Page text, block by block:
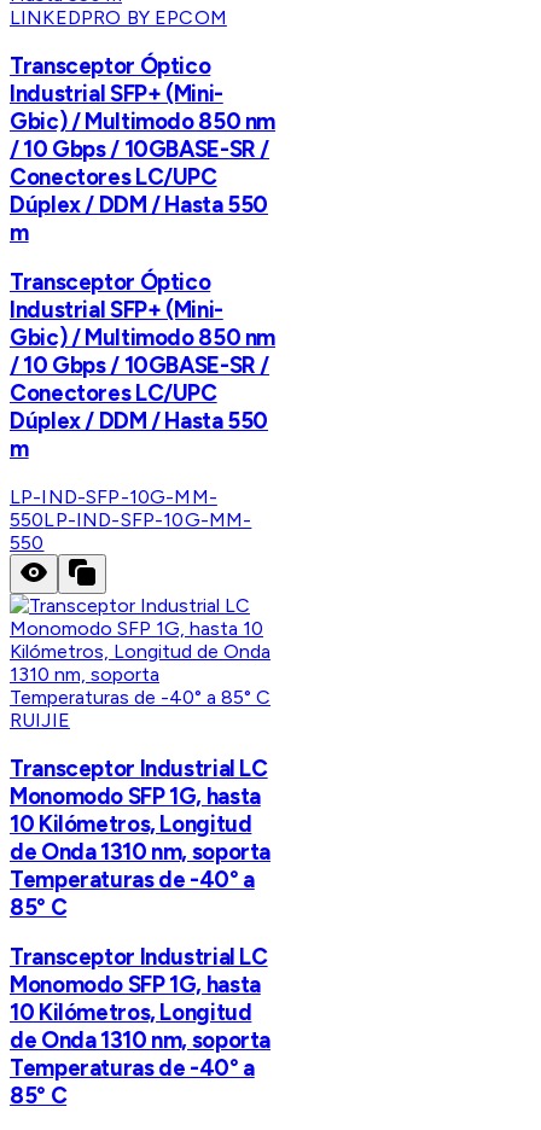
LINKEDPRO BY EPCOM
Transceptor Óptico
Industrial SFP+ (Mini-
Gbic) / Multimodo 850 nm
/ 10 Gbps / 10GBASE-SR /
Conectores LC/UPC
Dúplex / DDM / Hasta 550
m
Transceptor Óptico
Industrial SFP+ (Mini-
Gbic) / Multimodo 850 nm
/ 10 Gbps / 10GBASE-SR /
Conectores LC/UPC
Dúplex / DDM / Hasta 550
m
LP-IND-SFP-10G-MM-
550LP-IND-SFP-10G-MM-
550
RUIJIE
Transceptor Industrial LC
Monomodo SFP 1G, hasta
10 Kilómetros, Longitud
de Onda 1310 nm, soporta
Temperaturas de -40° a
85° C
Transceptor Industrial LC
Monomodo SFP 1G, hasta
10 Kilómetros, Longitud
de Onda 1310 nm, soporta
Temperaturas de -40° a
85° C